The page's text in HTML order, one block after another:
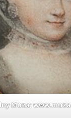
Muza;